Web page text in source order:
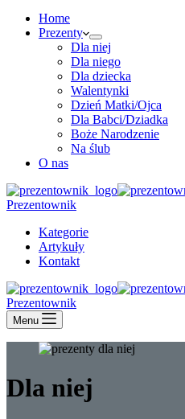
Home
Prezenty
Dla niej
Dla niego
Dla dziecka
Walentynki
Dzień Matki/Ojca
Dla Babci/Dziadka
Boże Narodzenie
Na ślub
O nas
Prezentownik
Kategorie
Artykuły
Kontakt
Prezentownik
Menu
Dla niej